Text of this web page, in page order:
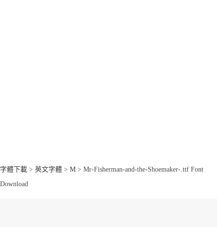
字體下載 > 英文字體 > M > Mr-Fisherman-and-the-Shoemaker-.ttf Font
Download